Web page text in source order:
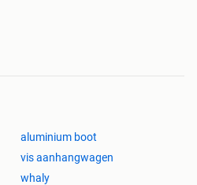
aluminium boot
vis aanhangwagen
whaly